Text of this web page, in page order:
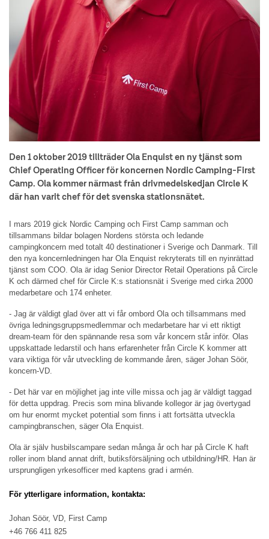
Den 1 oktober 2019 tillträder Ola Enquist en ny tjänst som
Chief Operating Officer för koncernen Nordic Camping-First
Camp. Ola kommer närmast från drivmedelskedjan Circle K
där han varit chef för det svenska stationsnätet.
I mars 2019 gick Nordic Camping och First Camp samman och
tillsammans bildar bolagen Nordens största och ledande
campingkoncern med totalt 40 destinationer i Sverige och Danmark. Till
den nya koncernledningen har Ola Enquist rekryterats till en nyinrättad
tjänst som COO. Ola är idag Senior Director Retail Operations på Circle
K och därmed chef för Circle K:s stationsnät i Sverige med cirka 2000
medarbetare och 174 enheter.
- Jag är väldigt glad över att vi får ombord Ola och tillsammans med
övriga ledningsgruppsmedlemmar och medarbetare har vi ett riktigt
dream-team för den spännande resa som vår koncern står inför. Olas
uppskattade ledarstil och hans erfarenheter från Circle K kommer att
vara viktiga för vår utveckling de kommande åren, säger Johan Söör,
koncern-VD.
- Det här var en möjlighet jag inte ville missa och jag är väldigt taggad
för detta uppdrag. Precis som mina blivande kollegor är jag övertygad
om hur enormt mycket potential som finns i att fortsätta utveckla
campingbranschen, säger Ola Enquist.
Ola är själv husbilscampare sedan många år och har på Circle K haft
roller inom bland annat drift, butiksförsäljning och utbildning/HR. Han är
ursprungligen yrkesofficer med kaptens grad i armén.
För ytterligare information, kontakta:
Johan Söör, VD, First Camp
+46 766 411 825